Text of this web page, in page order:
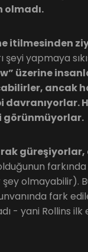
olmadı.
itilmesinden
şeyi yapmaya
üzerine
ancak
davranıyorlar.
görünmüyorlar.
güreşiyorlar,
olmayabilir).
fark
- yani Rollins ilk